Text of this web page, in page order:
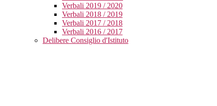
Verbali 2019 / 2020
Verbali 2018 / 2019
Verbali 2017 / 2018
Verbali 2016 / 2017
Delibere Consiglio d'Istituto